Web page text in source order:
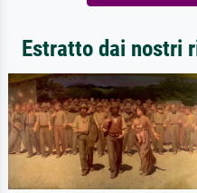
Estratto dai nostri